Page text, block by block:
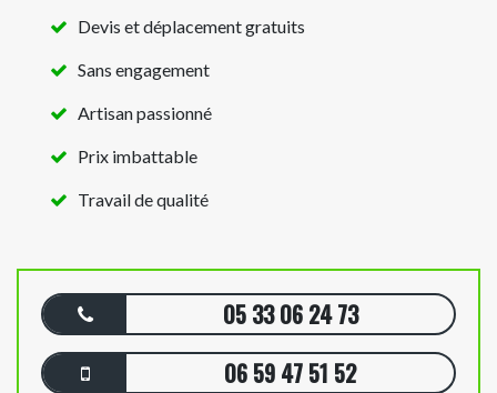
Devis et déplacement gratuits
Sans engagement
Artisan passionné
Prix imbattable
Travail de qualité
05 33 06 24 73
06 59 47 51 52